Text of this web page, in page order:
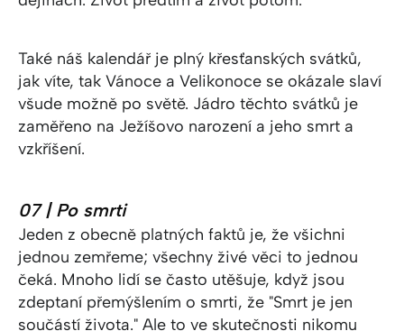
Také náš kalendář je plný křesťanských svátků,
jak víte, tak Vánoce a Velikonoce se okázale slaví
všude možně po světě. Jádro těchto svátků je
zaměřeno na Ježíšovo narození a jeho smrt a
vzkříšení.
07 | Po smrti
Jeden z obecně platných faktů je, že všichni
jednou zemřeme; všechny živé věci to jednou
čeká. Mnoho lidí se často utěšuje, když jsou
zdeptaní přemýšlením o smrti, že "Smrt je jen
součástí života." Ale to ve skutečnosti nikomu